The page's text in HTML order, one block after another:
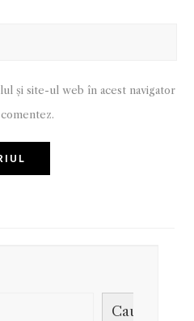
și site-ul web în acest navigator
Caută